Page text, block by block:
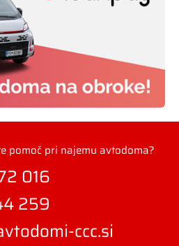
pomoč pri najemu avtodoma?
016
259
ccc.si